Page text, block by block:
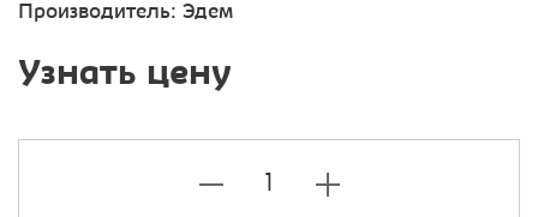
Производитель: Эдем
Узнать цену